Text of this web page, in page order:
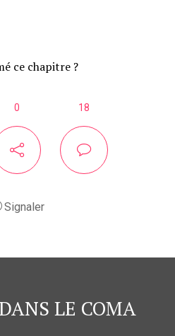
ce chapitre ?
0 18
Signaler
LE COMA